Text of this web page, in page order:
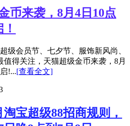
币来袭，8月4日10点
级会员节、七夕节、服饰新风尚、
值得关注，天猫超级金币来袭，8月
!...[查看全文]
淘宝超级88招商规则，